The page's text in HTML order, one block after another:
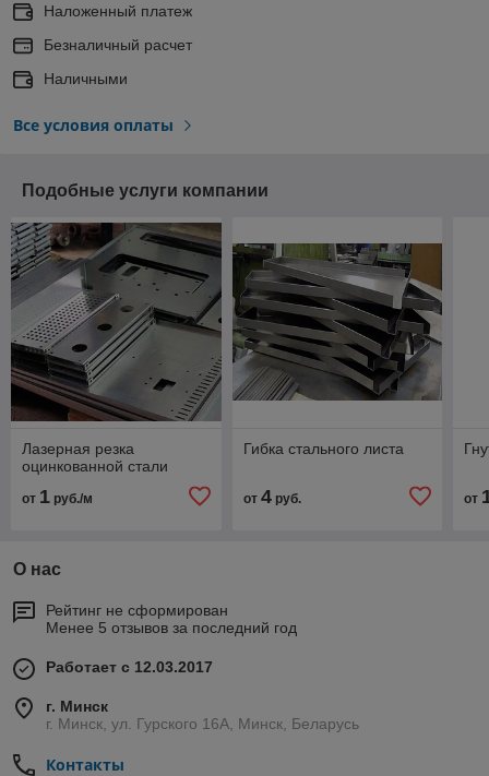
Наложенный платеж
Безналичный расчет
Наличными
Все условия оплаты
Подобные услуги компании
Лазерная резка
оцинкованной стали
от 1 руб./м
Гибка стального листа
от 4руб. от
О нас
Рейтинг не сформирован
Менее 5 отзывов за последний год
Работает с 12.03.2017
г. Минск
г. Минск, ул. Гурского 16А, Минск, Беларусь
Контакты